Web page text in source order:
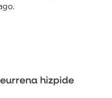
hizpide